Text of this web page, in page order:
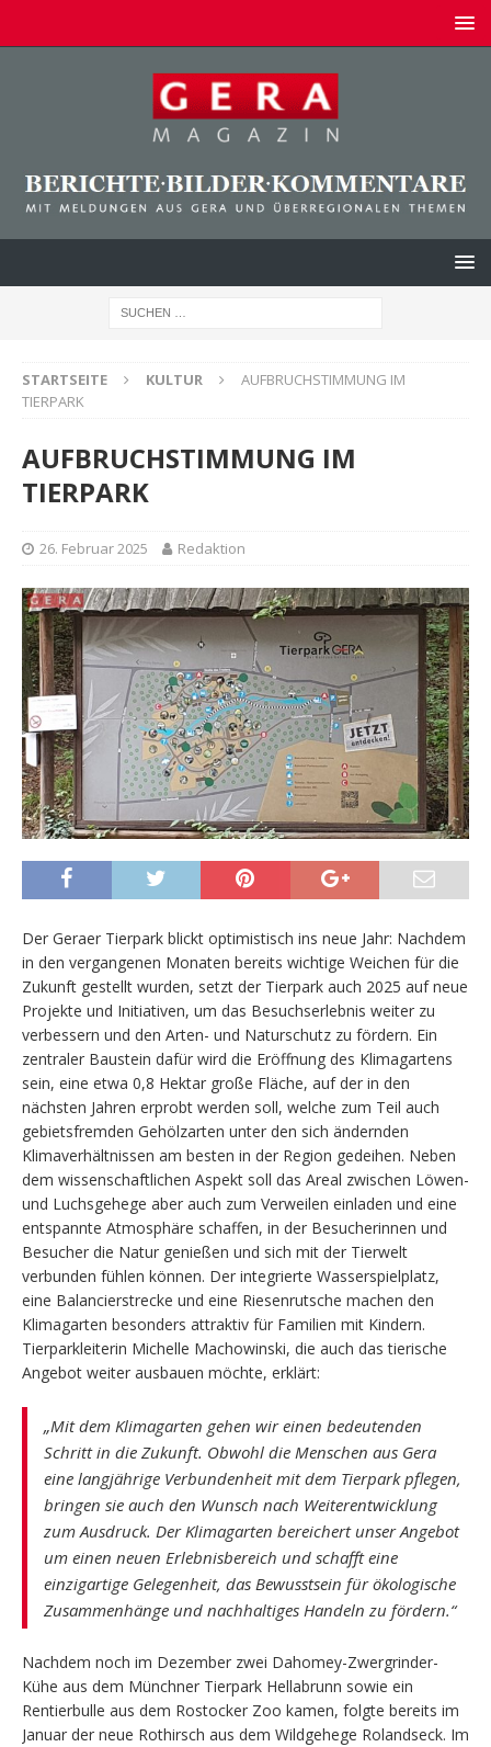
STARTSEITE KULTUR
AUFBRUCHSTIMMUNG IM
TIERPARK
AUFBRUCHSTIMMUNG IM
TIERPARK
26. Februar 2025 Redaktion
Der Geraer Tierpark blickt optimistisch ins neue Jahr: Nachdem
in den vergangenen Monaten bereits wichtige Weichen für die
Zukunft gestellt wurden, setzt der Tierpark auch 2025 auf neue
Projekte und Initiativen, um das Besuchserlebnis weiter zu
verbessern und den Arten- und Naturschutz zu fördern. Ein
zentraler Baustein dafür wird die Eröffnung des Klimagartens
sein, eine etwa 0,8 Hektar große Fläche, auf der in den
nächsten Jahren erprobt werden soll, welche zum Teil auch
gebietsfremden Gehölzarten unter den sich ändernden
Klimaverhältnissen am besten in der Region gedeihen. Neben
dem wissenschaftlichen Aspekt soll das Areal zwischen Löwen-
und Luchsgehege aber auch zum Verweilen einladen und eine
entspannte Atmosphäre schaffen, in der Besucherinnen und
Besucher die Natur genießen und sich mit der Tierwelt
verbunden fühlen können. Der integrierte Wasserspielplatz,
eine Balancierstrecke und eine Riesenrutsche machen den
Klimagarten besonders attraktiv für Familien mit Kindern.
Tierparkleiterin Michelle Machowinski, die auch das tierische
Angebot weiter ausbauen möchte, erklärt:
„Mit dem Klimagarten gehen wir einen bedeutenden
Schritt in die Zukunft. Obwohl die Menschen aus Gera
eine langjährige Verbundenheit mit dem Tierpark pflegen,
bringen sie auch den Wunsch nach Weiterentwicklung
zum Ausdruck. Der Klimagarten bereichert unser Angebot
um einen neuen Erlebnisbereich und schafft eine
einzigartige Gelegenheit, das Bewusstsein für ökologische
Zusammenhänge und nachhaltiges Handeln zu fördern.“
Nachdem noch im Dezember zwei Dahomey-Zwergrinder-
Kühe aus dem Münchner Tierpark Hellabrunn sowie ein
Rentierbulle aus dem Rostocker Zoo kamen, folgte bereits im
Januar der neue Rothirsch aus dem Wildgehege Rolandseck. Im